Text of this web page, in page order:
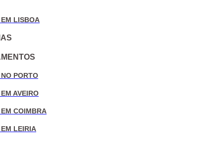
LISBOA
PORTO
AVEIRO
COIMBRA
LEIRIA